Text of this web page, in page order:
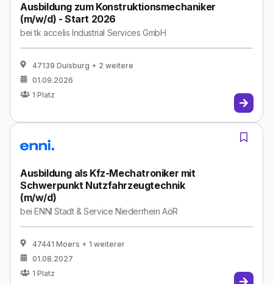
Ausbildung zum Konstruktionsmechaniker
(m/w/d) - Start 2026
beitk accelis Industrial Services GmbH
47139 Duisburg + 2 weitere
01.09.2026
1 Platz
Ausbildung als Kfz-Mechatroniker mit
Schwerpunkt Nutzfahrzeugtechnik
(m/w/d)
beiENNI Stadt & Service Niederrhein AöR
47441 Moers + 1 weiterer
01.08.2027
1 Platz